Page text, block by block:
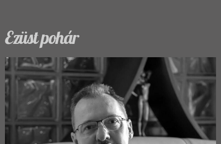
Ezüst pohár